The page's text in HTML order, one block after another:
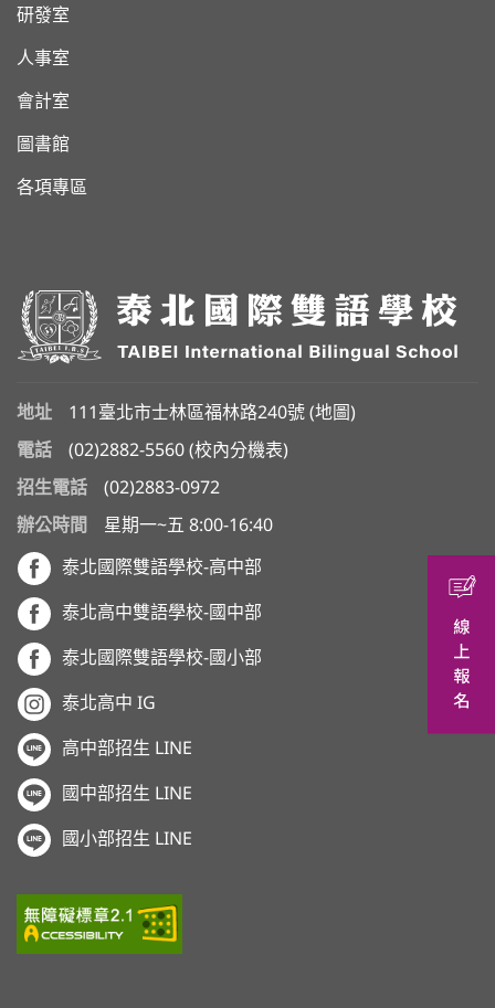
研發室
人事室
會計室
圖書館
各項專區
地址 111臺北市士林區福林路240號 (地圖 )
電話
(02)2882-5560 (校內分機表)
招生電話
(02)2883-0972
辦公時間
星期一~五 8:00-16:40
泰北國際雙語學校-高中部
泰北高中雙語學校-國中部
泰北國際雙語學校-國小部
泰北高中 IG
高中部招生 LINE
國中部招生 LINE
國小部招生 LINE